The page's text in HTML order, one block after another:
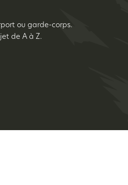
ou garde-corps.
de A à Z.